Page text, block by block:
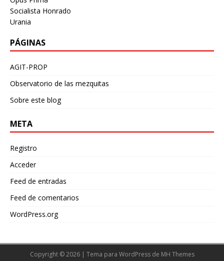
Socialista Honrado
Urania
PÁGINAS
AGIT-PROP
Observatorio de las mezquitas
Sobre este blog
META
Registro
Acceder
Feed de entradas
Feed de comentarios
WordPress.org
Copyright © 2026 | Tema para WordPress de MH Themes